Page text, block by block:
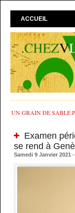
ACCUEIL
UN GRAIN DE SABLE
Examen
se rend à
Samedi 9 Janvier 2021